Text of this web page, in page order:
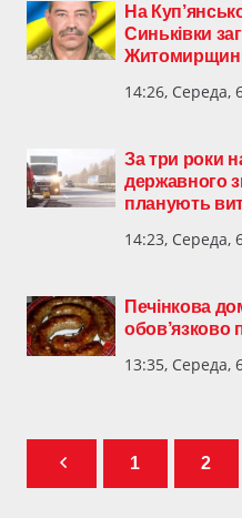
На
Синьківки
14:26, Середа,
За три роки
державного
планують
14:23, Середа,
Печінкова
обов’язково
13:35, Середа,
1 2